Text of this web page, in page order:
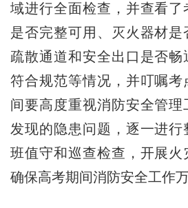
域进行全面检查，并查看
是否完整可用、灭火器材是
疏散通道和安全出口是否
符合规范等情况，并叮嘱考
间要高度重视消防安全管理
发现的隐患问题，逐一进
班值守和巡查检查，开展火
确保高考期间消防安全工作万